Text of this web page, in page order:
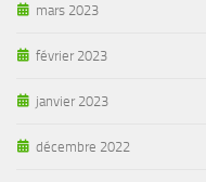
mars 2023
février 2023
janvier 2023
décembre 2022